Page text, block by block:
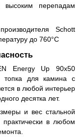
перепадам
Schott
до 760°C
Energy Up 90х50
топка для камина с
в любой интерьер
десятка лет.
и вес стальной
практически в любом